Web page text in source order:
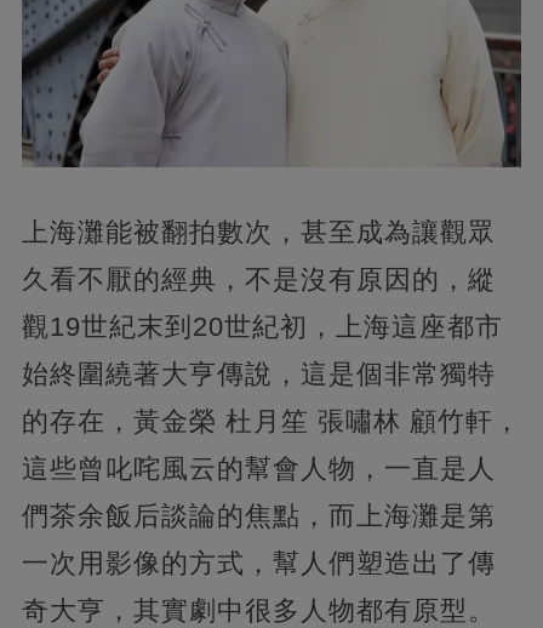
上海灘能被翻拍數次，甚至成為讓觀眾
久看不厭的經典，不是沒有原因的，縱
觀19世紀末到20世紀初，上海這座都市
始終圍繞著大亨傳說，這是個非常獨特
的存在，黃金榮 杜月笙 張嘯林 顧竹軒，
這些曾叱咤風云的幫會人物，一直是人
們茶余飯后談論的焦點，而上海灘是第
一次用影像的方式，幫人們塑造出了傳
奇大亨，其實劇中很多人物都有原型。